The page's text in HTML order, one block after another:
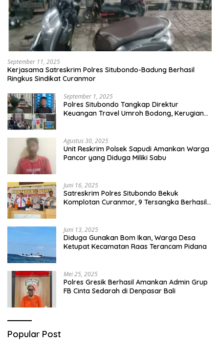
September 11, 2025
Kerjasama Satreskrim Polres Situbondo-Badung Berhasil
Ringkus Sindikat Curanmor
September 1, 2025
Polres Situbondo Tangkap Direktur
Keuangan Travel Umroh Bodong, Kerugian
Agustus 30, 2025
Unit Reskrim Polsek Sapudi Amankan Warga
Pancor yang Diduga Miliki Sabu
Juni 16, 2025
Satreskrim Polres Situbondo Bekuk
Komplotan Curanmor, 9 Tersangka Berhasil
Juni 13, 2025
Diduga Gunakan Bom Ikan, Warga Desa
Ketupat Kecamatan Raas Terancam Pidana
Mei 25, 2025
Polres Gresik Berhasil Amankan Admin Grup
FB Cinta Sedarah di Denpasar Bali
Popular Post